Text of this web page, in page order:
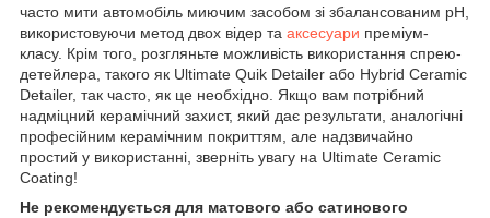
часто мити автомобіль миючим засобом зі збалансованим pH,
використовуючи метод двох відер та аксесуари преміум-
класу. Крім того, розгляньте можливість використання спрею-
детейлера, такого як Ultimate Quik Detailer або Hybrid Ceramic
Detailer, так часто, як це необхідно. Якщо вам потрібний
надміцний керамічний захист, який дає результати, аналогічні
професійним керамічним покриттям, але надзвичайно
простий у використанні, зверніть увагу на Ultimate Ceramic
Coating!
Не рекомендується для матового або сатинового